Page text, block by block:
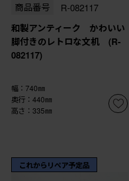
商品番号 R-082117
和製アンティーク かわいい
脚付きのレトロな文机 (R-
082117)
幅：740㎜
奥行：440㎜
高さ：335㎜
これからリペア予定品